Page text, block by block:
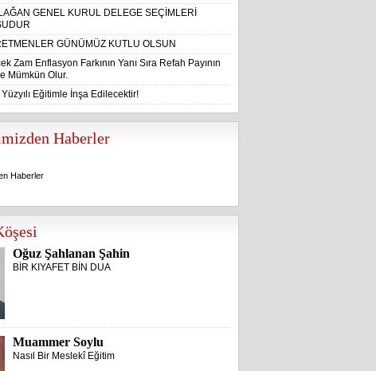
GENEL KURUL DELEGE SEÇİMLERİ
GÜNÜMÜZ KUTLU OLSUN
Zam Enflasyon Farkının Yanı Sıra Refah Payının
Mümkün Olur.
Eğitimle İnşa Edilecektir!
Haberler
Haberler
Oğuz Şahlanan Şahin
BİR KIYAFET BİN DUA
Muammer Soylu
Nasıl Bir Meslekî Eğitim